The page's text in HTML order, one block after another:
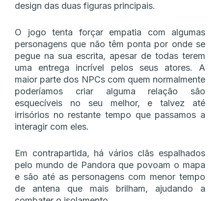
design das duas figuras principais.
O jogo tenta forçar empatia com algumas
personagens que não têm ponta por onde se
pegue na sua escrita, apesar de todas terem
uma entrega incrível pelos seus atores. A
maior parte dos NPCs com quem normalmente
poderíamos criar alguma relação são
esquecíveis no seu melhor, e talvez até
irrisórios no restante tempo que passamos a
interagir com eles.
Em contrapartida, há vários clãs espalhados
pelo mundo de Pandora que povoam o mapa
e são até as personagens com menor tempo
de antena que mais brilham, ajudando a